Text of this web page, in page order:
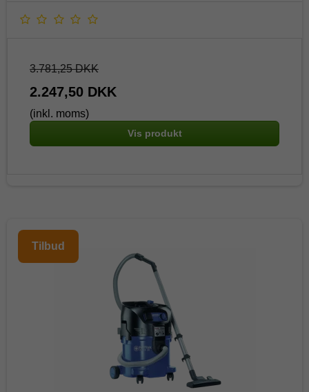
3.781,25 DKK
2.247,50 DKK
(inkl. moms)
Vis produkt
Tilbud